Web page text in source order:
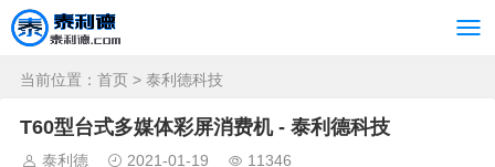
当前位置： 首页 > 泰利德科技
T60型台式多媒体彩屏消费机 - 泰利德科技
泰利德 2021-01-19 11346